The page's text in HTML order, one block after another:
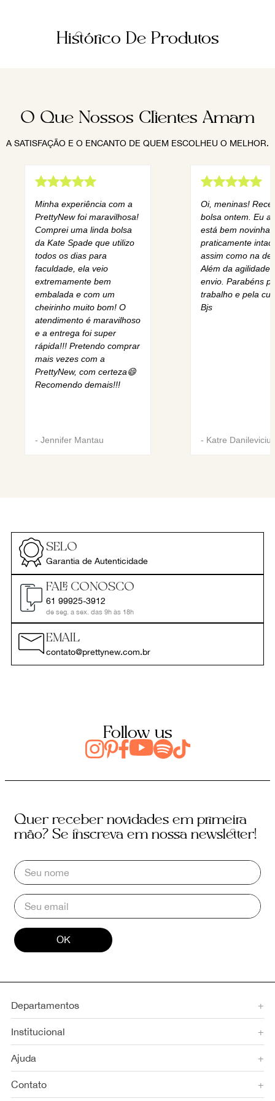
Histórico De Produtos
O Que Nossos Clientes Amam
A SATISFAÇÃO E O ENCANTO DE QUEM ESCOLHEU O MELHOR.
Minha experiência com a
PrettyNew foi maravilhosa!
Comprei uma linda bolsa
da Kate Spade que utilizo
todos os dias para
faculdade, ela veio
extremamente bem
embalada e com um
cheirinho muito bom! O
atendimento é maravilhoso
e a entrega foi super
rápida!!! Pretendo comprar
mais vezes com a
PrettyNew, com certeza😄
Recomendo demais!!!
- Jennifer Mantau
Oi, meninas!
bolsa ontem. Eu
está bem novinha,
praticamente
assim como na
Além da agilidade
envio. Parabéns
trabalho e pela
Bjs
- Katre Danilevicius
SELO
Garantia de Autenticidade
FALE CONOSCO
61 99925-3912
de seg. a sex. das 9h às 18h
EMAIL
contato@prettynew.com.br
Follow us
Quer receber novidades em primeira
mão? Se inscreva em nossa newsletter!
OK
Departamentos +
Institucional +
Ajuda +
Contato +